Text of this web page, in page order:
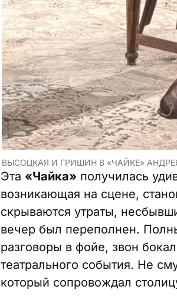
ВЫСОЦКАЯ И ГРИШИН В «ЧАЙКЕ»
Эта «Чайка» получилась
возникающая на сцене,
скрываются утраты,
вечер был переполнен.
разговоры в фойе, звон
театрального события. Не
который сопровождал